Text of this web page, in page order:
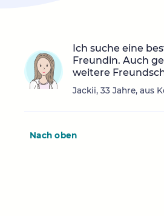
Ich suche eine
Freundin. Auch
weitere
Jackii, 33 Jahre, aus
Nach oben